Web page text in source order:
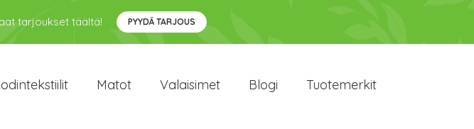
tarjoukset täältä! PYYDÄ TARJOUS
Matot Valaisimet Blogi Tuotemerkit